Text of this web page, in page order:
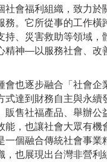
社會福利組織，致力於
務。它所從事的工作橫
持、災害救助等領域，
精神—以服務社會、改
會也逐步融合「社會企
式達到財務自主與永續
販售社福產品、舉辦公
能，也讓社會大眾有機
一個融合傳統社會事業
，也展現出台灣非營利